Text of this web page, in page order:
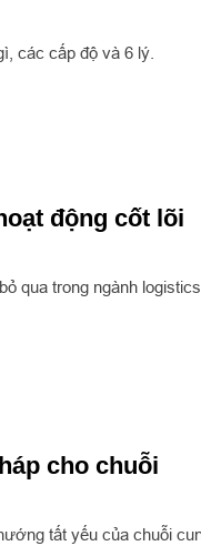
các cấp độ và 6 lý.
động cốt lõi
qua trong ngành
cho chuỗi
tất yếu của chuỗi